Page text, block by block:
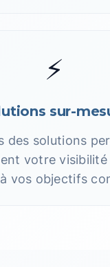
⚡
sur-
des solutions
votre visibilité
vos objectifs